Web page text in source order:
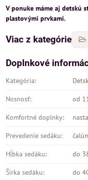
V ponuke máme aj detskú
plastovými prvkami.
Viac z kategórie
Doplnkové
Kategória:
Nosnosť: od
Komfortné doplnky:
Prevedenie sedáku:
Hĺbka sedáku: do
Šírka sedáku: do